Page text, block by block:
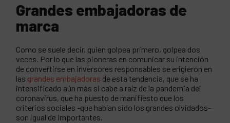
Grandes embajadoras de
marca
Como se suele decir, quien golpea primero, golpea dos
veces. Por lo que las pioneras en comunicar su intención
de convertirse en inversores responsables se erigieron en
las grandes embajadoras de esta tendencia, que se ha
intensificado aún más si cabe a raíz de la pandemia del
coronavirus, que ha puesto de manifiesto que los
criterios sociales -que habían sido los grandes olvidados-
son igual de importantes.